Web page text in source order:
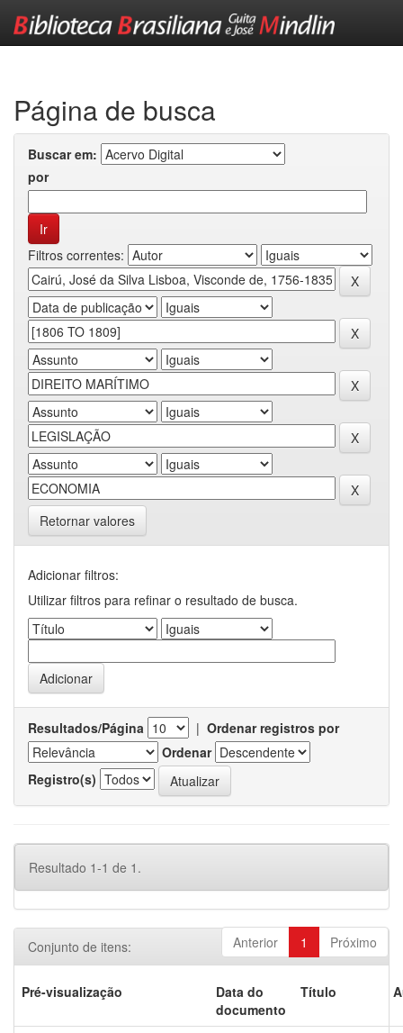
Página de busca
Buscar em:
por
Filtros correntes:
Retornar valores
Adicionar filtros:
Utilizar filtros para refinar o resultado de busca.
Resultados/Página | Ordenar registros por
Ordenar
Registro(s)
Resultado 1-1 de 1.
Anterior 1 Próximo
Conjunto de itens:
Pré-visualização
Data do
documento
Título